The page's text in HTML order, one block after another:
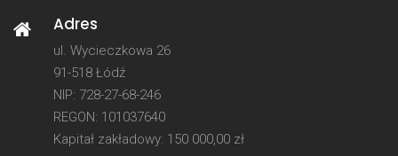
Adres
ul. Wycieczkowa 26
91-518 Łódź
NIP: 728-27-68-246
REGON: 101037640
Kapitał zakładowy: 150 000,00 zł